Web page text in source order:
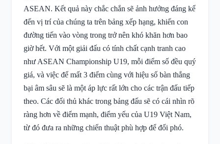
ASEAN. Kết quả này chắc chắn sẽ ảnh hưởng đáng kể
đến vị trí của chúng ta trên bảng xếp hạng, khiến con
đường tiến vào vòng trong trở nên khó khăn hơn bao
giờ hết. Với một giải đấu có tính chất cạnh tranh cao
như ASEAN Championship U19, mỗi điểm số đều quý
giá, và việc để mất 3 điểm cùng với hiệu số bàn thắng
bại âm sâu sẽ là một áp lực rất lớn cho các trận đấu tiếp
theo. Các đối thủ khác trong bảng đấu sẽ có cái nhìn rõ
ràng hơn về điểm mạnh, điểm yếu của U19 Việt Nam,
từ đó đưa ra những chiến thuật phù hợp để đối phó.